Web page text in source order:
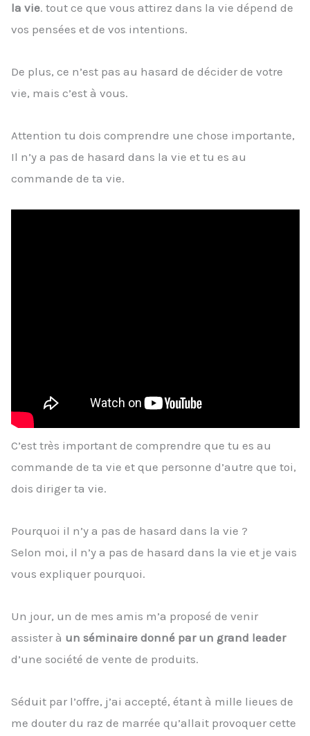
la vie. tout ce que vous attirez dans la vie dépend de
vos pensées et de vos intentions.
De plus, ce n’est pas au hasard de décider de votre
vie, mais c’est à vous.
Attention tu dois comprendre une chose importante,
Il n’y a pas de hasard dans la vie et tu es au
commande de ta vie.
C’est très important de comprendre que tu es au
commande de ta vie et que personne d’autre que toi,
dois diriger ta vie.
Pourquoi il n’y a pas de hasard dans la vie ?
Selon moi, il n’y a pas de hasard dans la vie et je vais
vous expliquer pourquoi.
Un jour, un de mes amis m’a proposé de venir
assister à un séminaire donné par un grand leader
d’une société de vente de produits.
Séduit par l’offre, j’ai accepté, étant à mille lieues de
me douter du raz de marrée qu’allait provoquer cette